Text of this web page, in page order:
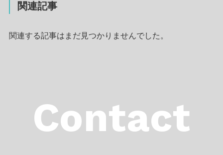
関連記事
関連する記事はまだ見つかりませんでした。
Contact